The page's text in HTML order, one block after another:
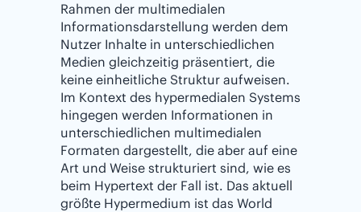
Rahmen der multimedialen
Informationsdarstellung werden dem
Nutzer Inhalte in unterschiedlichen
Medien gleichzeitig präsentiert, die
keine einheitliche Struktur aufweisen.
Im Kontext des hypermedialen Systems
hingegen werden Informationen in
unterschiedlichen multimedialen
Formaten dargestellt, die aber auf eine
Art und Weise strukturiert sind, wie es
beim Hypertext der Fall ist. Das aktuell
größte Hypermedium ist das World